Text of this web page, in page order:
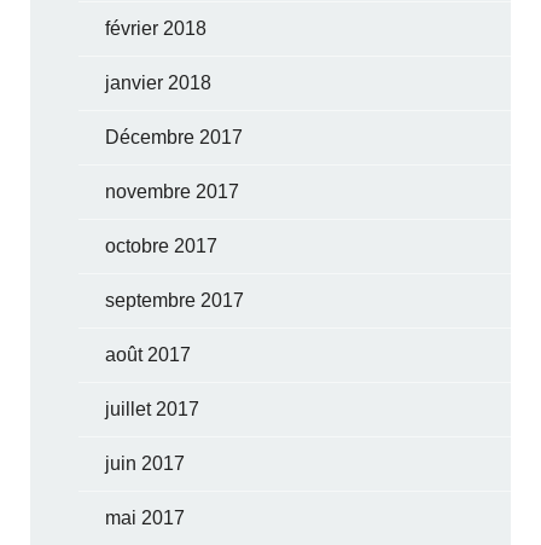
février 2018
janvier 2018
Décembre 2017
novembre 2017
octobre 2017
septembre 2017
août 2017
juillet 2017
juin 2017
mai 2017